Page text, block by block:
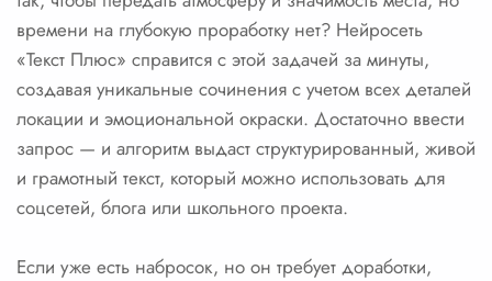
времени на глубокую проработку нет? Нейросеть
«Текст Плюс» справится с этой задачей за минуты,
создавая уникальные сочинения с учетом всех деталей
локации и эмоциональной окраски. Достаточно ввести
запрос — и алгоритм выдаст структурированный, живой
и грамотный текст, который можно использовать для
соцсетей, блога или школьного проекта.
Если уже есть набросок, но он требует доработки,